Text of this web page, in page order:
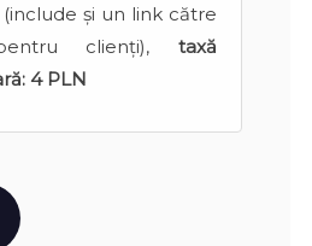
și un link către
clienți), taxă
4 PLN